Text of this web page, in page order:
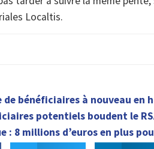
Localtis.
de bénéficiaires à nouveau en
potentiels boudent le
: 8 millions d’euros en plus